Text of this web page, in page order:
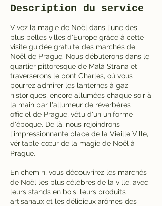
Description du service
Vivez la magie de Noël dans l'une des
plus belles villes d'Europe grâce à cette
visite guidée gratuite des marchés de
Noël de Prague. Nous débuterons dans le
quartier pittoresque de Malá Strana et
traverserons le pont Charles, où vous
pourrez admirer les lanternes à gaz
historiques, encore allumées chaque soir à
la main par l'allumeur de réverbères
officiel de Prague, vêtu d'un uniforme
d'époque. De là, nous rejoindrons
l'impressionnante place de la Vieille Ville,
véritable cœur de la magie de Noël à
Prague.
En chemin, vous découvrirez les marchés
de Noël les plus célèbres de la ville, avec
leurs stands en bois, leurs produits
artisanaux et les délicieux arômes des